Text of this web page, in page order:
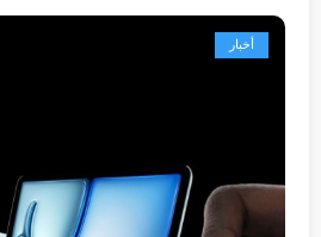
أخبار